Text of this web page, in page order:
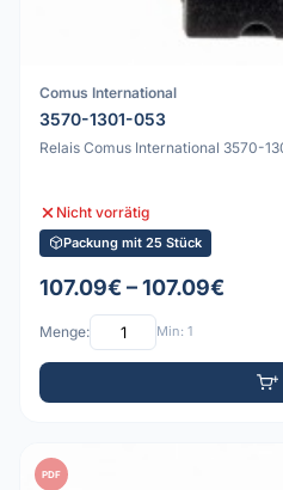
Comus International
3570-1301-053
Relais Comus International 3570-
Nicht vorrätig
Packung mit 25 Stück
107.09€ – 107.09€
Menge: Min: 1
PDF